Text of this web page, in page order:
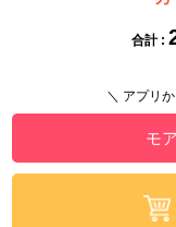
合計 :
＼ アプリ
モ